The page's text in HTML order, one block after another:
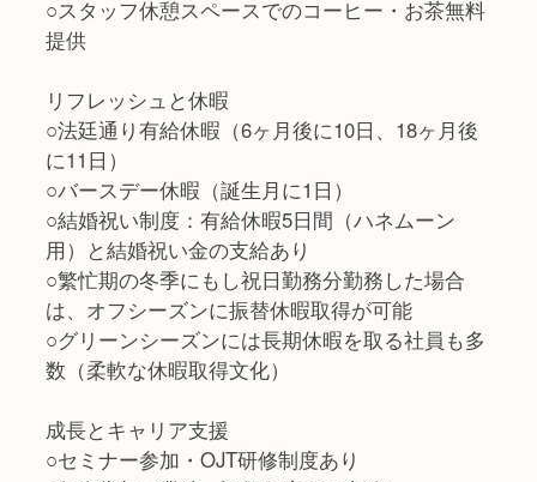
○スタッフ休憩スペースでのコーヒー・お茶無料
提供
リフレッシュと休暇
○法廷通り有給休暇（6ヶ月後に10日、18ヶ月後
に11日）
○バースデー休暇（誕生月に1日）
○結婚祝い制度：有給休暇5日間（ハネムーン
用）と結婚祝い金の支給あり
○繁忙期の冬季にもし祝日勤務分勤務した場合
は、オフシーズンに振替休暇取得が可能
○グリーンシーズンには長期休暇を取る社員も多
数（柔軟な休暇取得文化）
成長とキャリア支援
○セミナー参加・OJT研修制度あり